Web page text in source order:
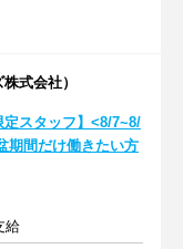
式会社）
定スタッフ】<8/7~8/
期間だけ働きたい方
給